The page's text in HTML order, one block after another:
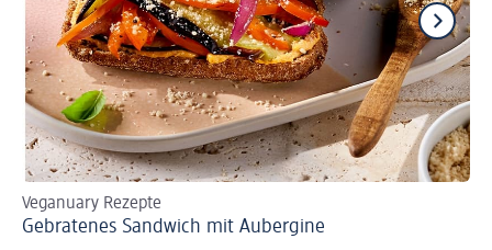
Veganuary Rezepte
Gebratenes Sandwich mit Aubergine